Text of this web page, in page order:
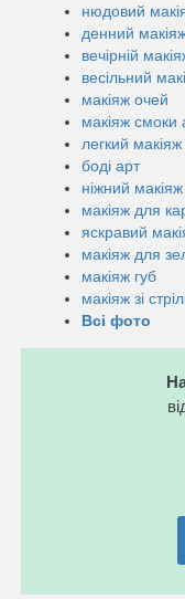
нюдовий
денний
вечірній
весільний
макіяж очей
макіяж смоки
легкий макіяж
боді арт
ніжний макіяж
макіяж для
яскравий
макіяж для
макіяж губ
макіяж зі
Всі фото